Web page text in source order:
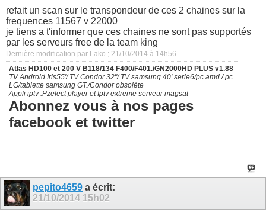
refait un scan sur le transpondeur de ces 2 chaines sur la
frequences 11567 v 22000
je tiens a t'informer que ces chaines ne sont pas supportés
par les serveurs free de la team king
Dernière modification par Lako ; 21/10/2014 à 14h56
Atlas HD100 et 200 V B118/134 F400/F401./GN2000HD PLUS v1.88
TV Android Iris55'/.TV Condor 32"/ TV samsung 40' serie6/pc amd./ pc
LG/tablette samsung GT./Condor obsolète
Appli iptv :Pzefect player et Iptv extreme serveur magsat
Abonnez vous à nos pages
facebook et twitter
pepito4659 a écrit:
21/10/2014 15h02